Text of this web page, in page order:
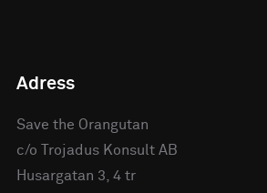
Adress
Save the Orangutan
c/o Trojadus Konsult AB
Husargatan 3, 4 tr